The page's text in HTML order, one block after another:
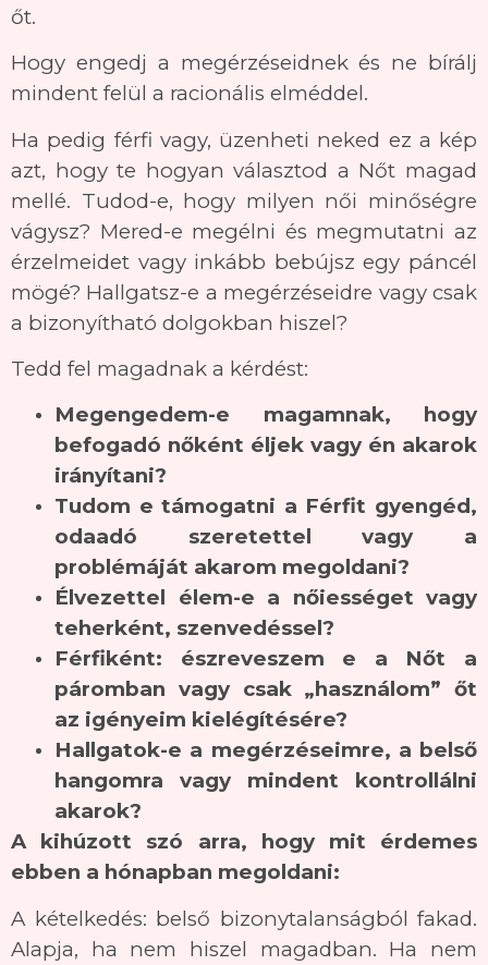
őt.
Hogy engedj a megérzéseidnek és ne bírálj
mindent felül a racionális elméddel.
Ha pedig férfi vagy, üzenheti neked ez a kép
azt, hogy te hogyan választod a Nőt magad
mellé. Tudod-e, hogy milyen női minőségre
vágysz? Mered-e megélni és megmutatni az
érzelmeidet vagy inkább bebújsz egy páncél
mögé? Hallgatsz-e a megérzéseidre vagy csak
a bizonyítható dolgokban hiszel?
Tedd fel magadnak a kérdést:
Megengedem-e magamnak, hogy
befogadó nőként éljek vagy én akarok
irányítani?
Tudom e támogatni a Férfit gyengéd,
odaadó szeretettel vagy a
problémáját akarom megoldani?
Élvezettel élem-e a nőiességet vagy
teherként, szenvedéssel?
Férfiként: észreveszem e a Nőt a
páromban vagy csak „használom” őt
az igényeim kielégítésére?
Hallgatok-e a megérzéseimre, a belső
hangomra vagy mindent kontrollálni
akarok?
A kihúzott szó arra, hogy mit érdemes
ebben a hónapban megoldani:
A kételkedés: belső bizonytalanságból fakad.
Alapja, ha nem hiszel magadban. Ha nem